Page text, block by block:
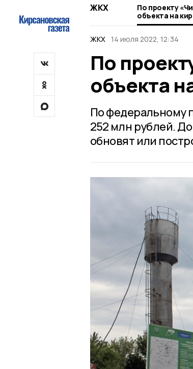
ЖКХ
По проекту
объекта на
ЖКХ 14 июля 2022, 12:34
По
объекта
По федеральному
252 млн рублей. До
обновят или